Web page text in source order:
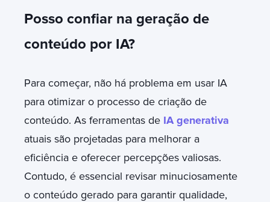
Posso confiar na geração de
conteúdo por IA?
Para começar, não há problema em usar IA
para otimizar o processo de criação de
conteúdo. As ferramentas de IA generativa
atuais são projetadas para melhorar a
eficiência e oferecer percepções valiosas.
Contudo, é essencial revisar minuciosamente
o conteúdo gerado para garantir qualidade,